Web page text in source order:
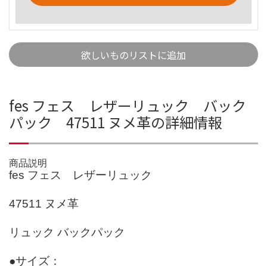
欲しいものリストに追加
fes フェス レザーリュック バック
パック 47511 ヌメ革の詳細情報
商品説明
fes フェス レザーリュック
47511 ヌメ革
リュック バックパック
●サイズ：